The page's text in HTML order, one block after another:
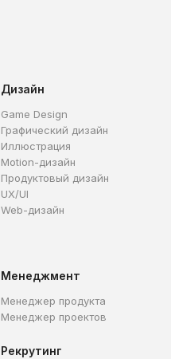
Дизайн
Game Design
Графический дизайн
Иллюстрация
Motion-дизайн
Продуктовый дизайн
UX/UI
Web-дизайн
Менеджмент
Менеджер продукта
Менеджер проектов
Рекрутинг